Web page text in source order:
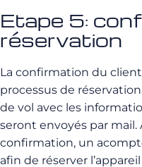
Etape 5:
réservation
La confirmation du
processus de
de vol avec les
seront envoyés par mail.
confirmation, un
afin de réserver